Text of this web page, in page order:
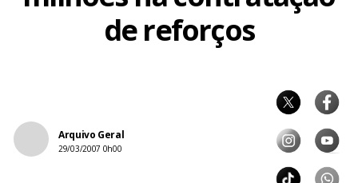
de reforços
Arquivo Geral
29/03/2007 0h00